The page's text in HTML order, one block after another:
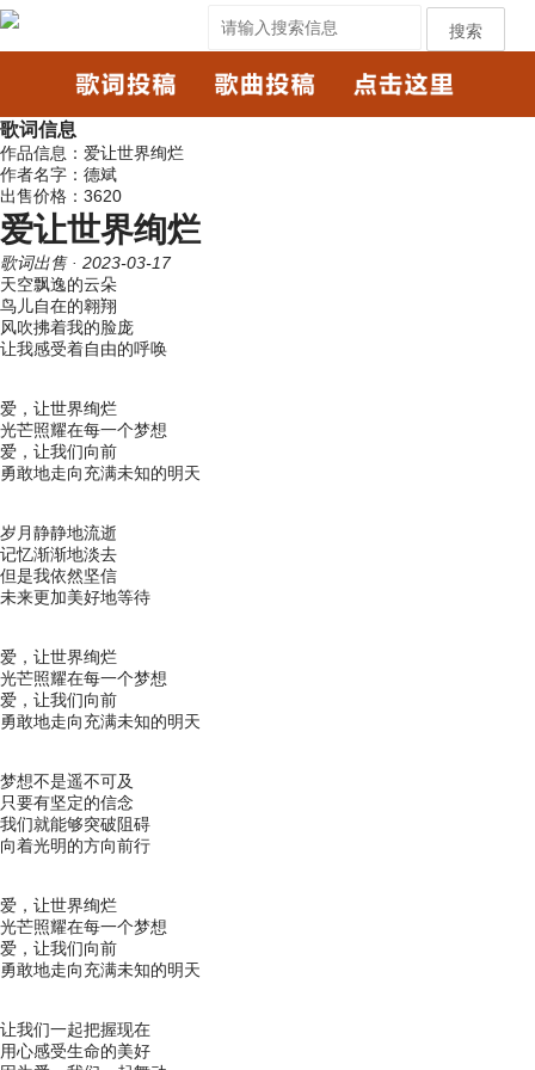
搜索
歌词信息
作品信息：爱让世界绚烂
作者名字：德斌
出售价格：3620
爱让世界绚烂
歌词出售· 2023-03-17
天空飘逸的云朵
鸟儿自在的翱翔
风吹拂着我的脸庞
让我感受着自由的呼唤
爱，让世界绚烂
光芒照耀在每一个梦想
爱，让我们向前
勇敢地走向充满未知的明天
岁月静静地流逝
记忆渐渐地淡去
但是我依然坚信
未来更加美好地等待
爱，让世界绚烂
光芒照耀在每一个梦想
爱，让我们向前
勇敢地走向充满未知的明天
梦想不是遥不可及
只要有坚定的信念
我们就能够突破阻碍
向着光明的方向前行
爱，让世界绚烂
光芒照耀在每一个梦想
爱，让我们向前
勇敢地走向充满未知的明天
让我们一起把握现在
用心感受生命的美好